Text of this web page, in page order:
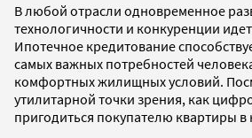
В любой отрасли одновременное
технологичности и конкуренции
Ипотечное кредитование
самых важных потребностей
комфортных жилищных условий.
утилитарной точки зрения, как
пригодиться покупателю квартиры в